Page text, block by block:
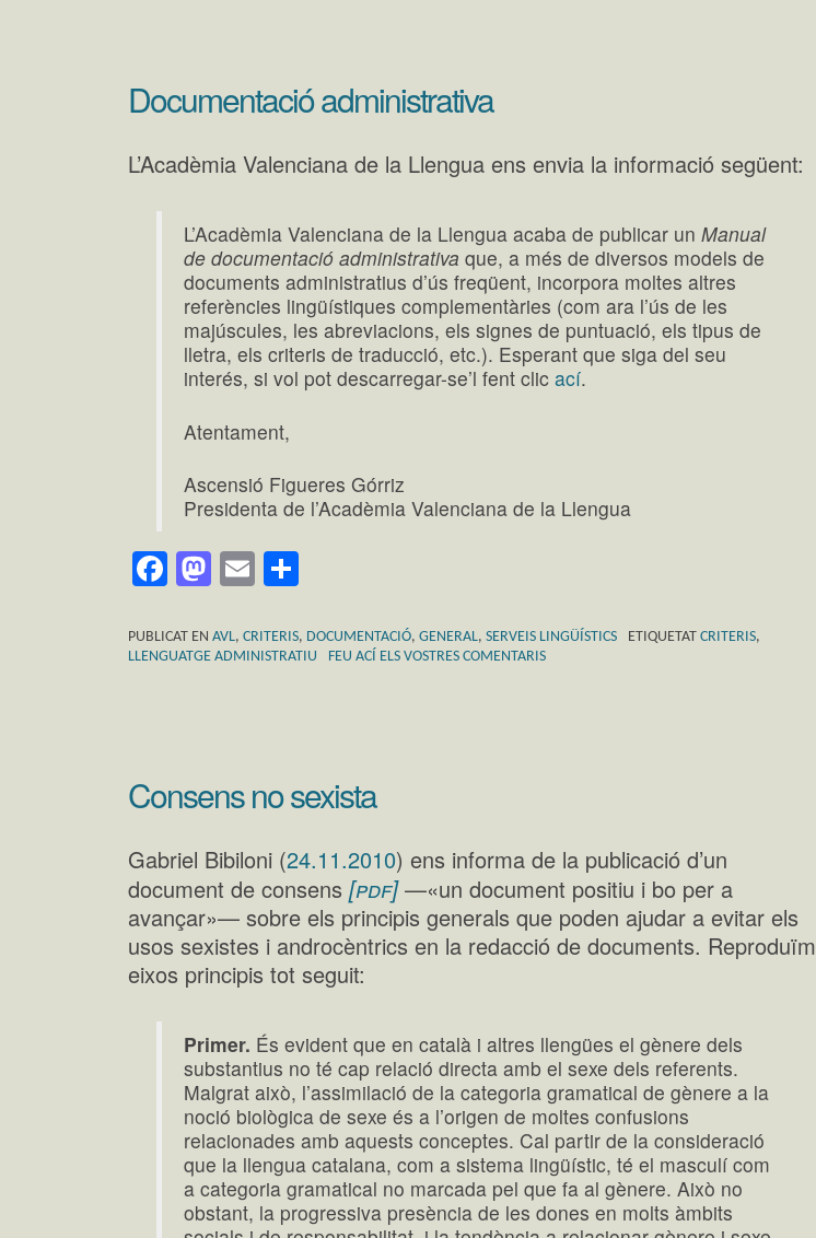
Documentació administrativa
L’Acadèmia Valenciana de la Llengua ens envia la informació següent:
L’Acadèmia Valenciana de la Llengua acaba de publicar unManual
de documentació administrativa que, a més de diversos models de
documents administratius d’ús freqüent, incorpora moltes altres
referències lingüístiques complementàries (com ara l’ús de les
majúscules, les abreviacions, els signes de puntuació, els tipus de
lletra, els criteris de traducció, etc.). Esperant que siga del seu
interés, si vol pot descarregar-se’l fent clicací.
Atentament,
Ascensió Figueres Górriz
Presidenta de l’Acadèmia Valenciana de la Llengua
Facebook
Mastodon
Email
PUBLICAT EN AVL, CRITERIS, DOCUMENTACIÓ, GENERAL, SERVEIS LINGÜÍSTICS ETIQUETAT CRITERIS,
LLENGUATGE ADMINISTRATIU
FEU ACÍ ELS VOSTRES COMENTARIS
Consens no sexista
Gabriel Bibiloni (24.11.2010) ens informa de la publicació d’un
document de consens [pdf]—«un document positiu i bo per a
avançar»— sobre els principis generals que poden ajudar a evitar els
usos sexistes i androcèntrics en la redacció de documents. Reproduïm
eixos principis tot seguit:
Primer. És evident que en català i altres llengües el gènere dels
substantius no té cap relació directa amb el sexe dels referents.
Malgrat això, l’assimilació de la categoria gramatical de gènere a la
noció biològica de sexe és a l’origen de moltes confusions
relacionades amb aquests conceptes. Cal partir de la consideració
que la llengua catalana, com a sistema lingüístic, té el masculí com
a categoria gramatical no marcada pel que fa al gènere. Això no
obstant, la progressiva presència de les dones en molts àmbits